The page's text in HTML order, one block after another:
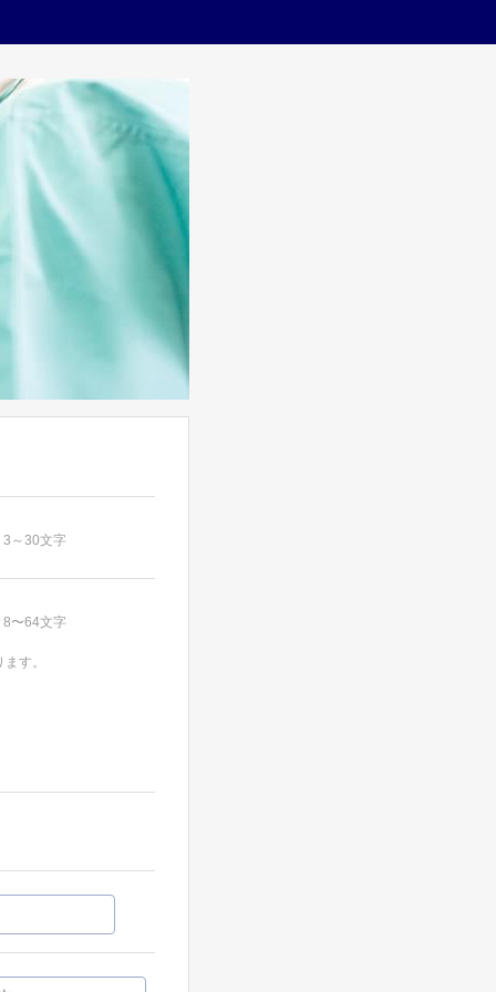
～30文字
〜64文字
す。